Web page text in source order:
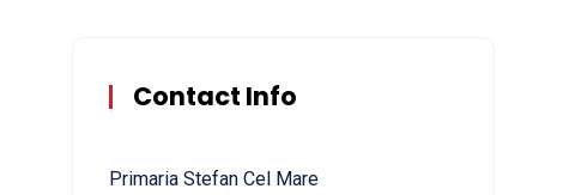
Contact Info
Primaria Stefan Cel Mare